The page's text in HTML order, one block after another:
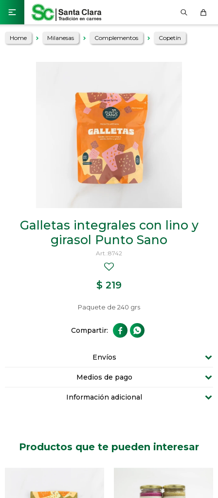

Home Milanesas Complementos Copetín
Galletas integrales con lino y
girasol Punto Sano
8742
$ 219
Paquete de 240 grs
 
Envíos
Medios de pago
Información adicional
Productos que te pueden interesar